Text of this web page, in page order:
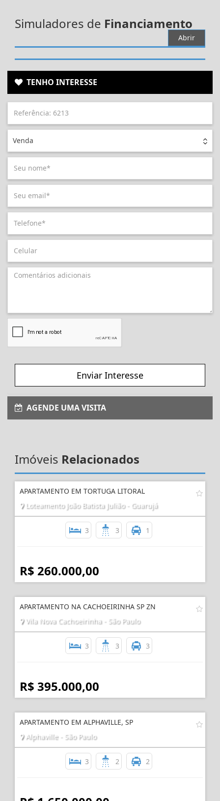
Simuladores de Financiamento
Abrir
TENHO INTERESSE
Venda
Enviar Interesse
AGENDE UMA VISITA
Imóveis Relacionados
APARTAMENTO EM TORTUGA LITORAL
Loteamento João Batista Julião - Guarujá
3 3 1
R$ 260.000,00
APARTAMENTO NA CACHOEIRINHA SP ZN
Vila Nova Cachoeirinha - São Paulo
3 3 3
R$ 395.000,00
APARTAMENTO EM ALPHAVILLE, SP
Alphaville - São Paulo
3 2 2